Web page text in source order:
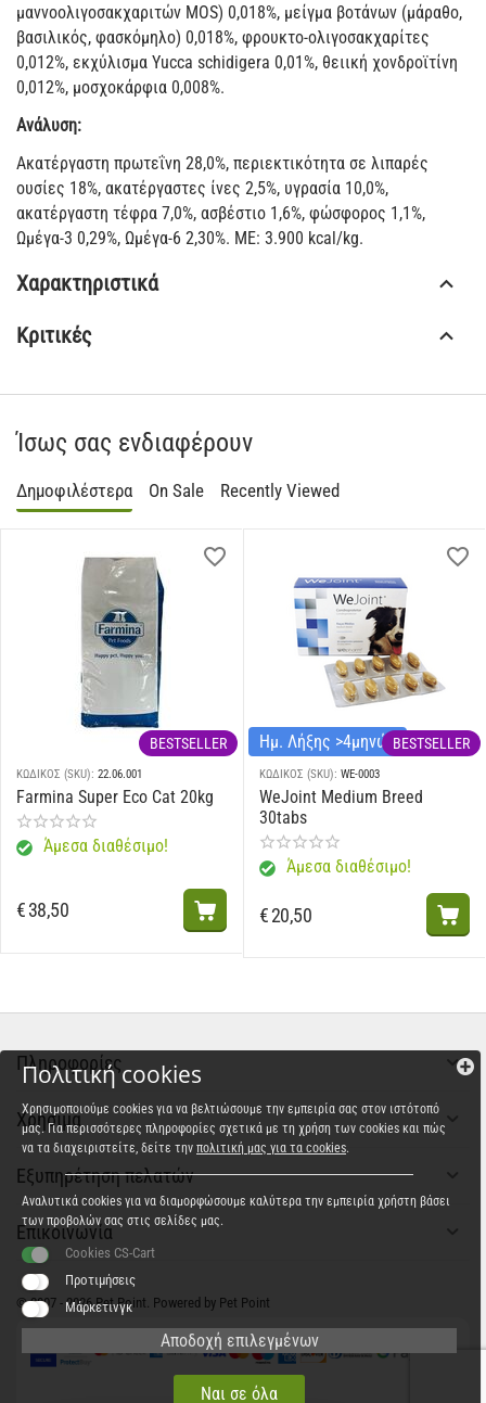
μαννoολιγοσακχαριτών MOS) 0,018%, μείγμα βοτάνων (μάραθο,
βασιλικός, φασκόμηλο) 0,018%, φρουκτο-ολιγοσακχαρίτες
0,012%, εκχύλισμα Yucca schidigera 0,01%, θειική χονδροϊτίνη
0,012%, μοσχοκάρφια 0,008%.
Ανάλυση:
Aκατέργαστη πρωτεΐνη 28,0%, περιεκτικότητα σε λιπαρές
ουσίες 18%, ακατέργαστες ίνες 2,5%, υγρασία 10,0%,
ακατέργαστη τέφρα 7,0%, ασβέστιο 1,6%, φώσφορος 1,1%,
Ωμέγα-3 0,29%, Ωμέγα-6 2,30%. ΜΕ: 3.900 kcal/kg.
Χαρακτηριστικά
Κριτικές
Ίσως σας ενδιαφέρουν
Δημοφιλέστερα On Sale Recently Viewed
BESTSELLER
ΚΩΔΙΚΟΣ (SKU): 22.06.001
Farmina Super Eco Cat 20kg
Άμεσα διαθέσιμο!
€38,50
Ημ. Λήξης >4μηνώνBESTSELLER
ΚΩΔΙΚΟΣ (SKU): WE-0003
WeJoint Medium Breed
30tabs
Άμεσα διαθέσιμο!
€20,50
Πληροφορίες
Χρήσιμα
Εξυπηρέτηση πελατών
Επικοινωνία
© 2007 - 2026 Pet Point. Powered by Pet Point
Πολιτική cookies
Χρησιμοποιούμε cookies για να βελτιώσουμε την εμπειρία σας στον ιστότοπό
μας. Για περισσότερες πληροφορίες σχετικά με τη χρήση των cookies και πώς
να τα διαχειριστείτε, δείτε την πολιτική μας για τα cookies.
Αναλυτικά cookies για να διαμορφώσουμε καλύτερα την εμπειρία χρήστη βάσει
των προβολών σας στις σελίδες μας.
Cookies CS-Cart
Προτιμήσεις
Μάρκετινγκ
Αποδοχή επιλεγμένων
Ναι σε όλα